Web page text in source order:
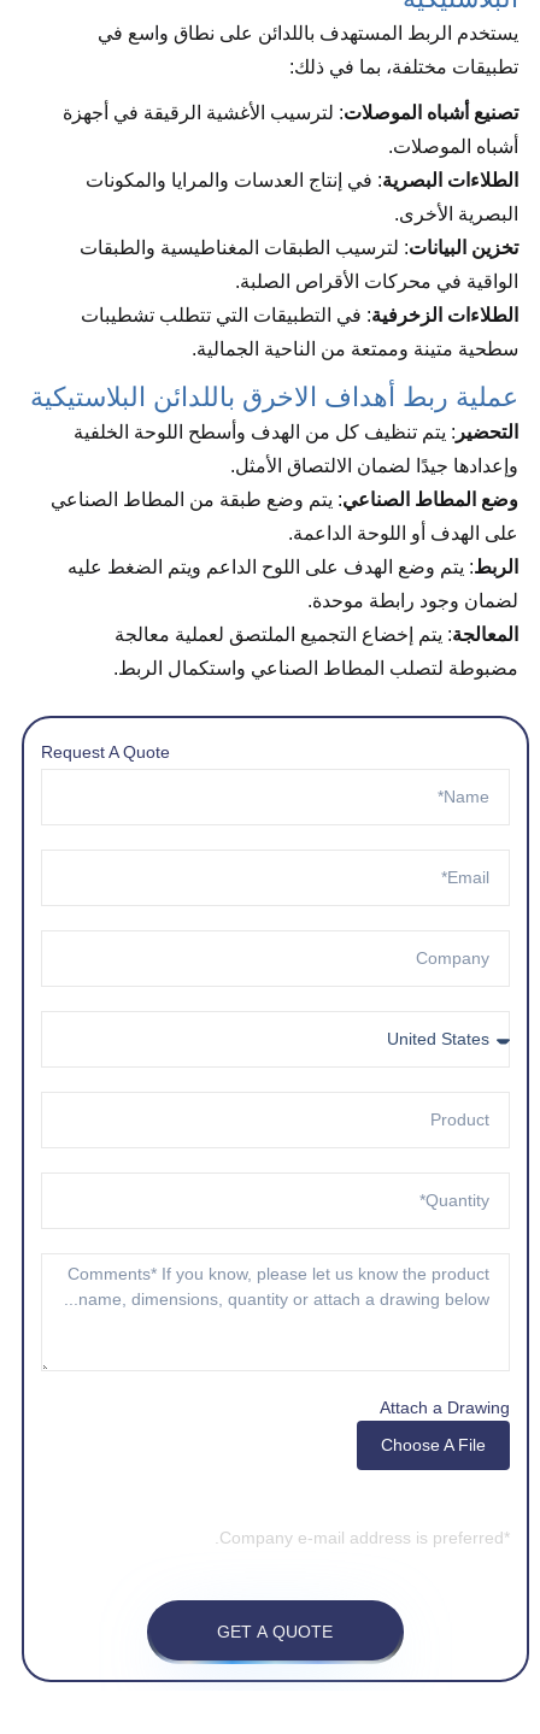
يستخدم الربط المستهدف باللدائن على نطاق واسع في
تطبيقات مختلفة، بما في ذلك:
تصنيع أشباه الموصلات: لترسيب الأغشية الرقيقة في أجهزة
أشباه الموصلات.
الطلاءات البصرية: في إنتاج العدسات والمرايا والمكونات
البصرية الأخرى.
تخزين البيانات: لترسيب الطبقات المغناطيسية والطبقات
الواقية في محركات الأقراص الصلبة.
الطلاءات الزخرفية: في التطبيقات التي تتطلب تشطيبات
سطحية متينة وممتعة من الناحية الجمالية.
عملية ربط أهداف الاخرق باللدائن البلاستيكية
التحضير : يتم تنظيف كل من الهدف وأسطح اللوحة الخلفية
وإعدادها جيدًا لضمان الالتصاق الأمثل.
وضع المطاط الصناعي: يتم وضع طبقة من المطاط الصناعي
على الهدف أو اللوحة الداعمة.
الربط: يتم وضع الهدف على اللوح الداعم ويتم الضغط عليه
لضمان وجود رابطة موحدة.
المعالجة: يتم إخضاع التجميع الملتصق لعملية معالجة
مضبوطة لتصلب المطاط الصناعي واستكمال الربط.
Request A Quote
Attach a Drawing
Choose A File
*Company e-mail address is preferred.
GET A QUOTE